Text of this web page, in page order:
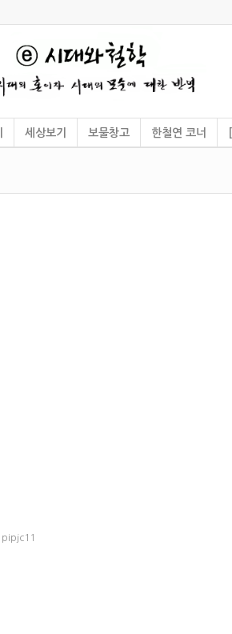
세상보기 보물창고 한철연 코너
pipjc11